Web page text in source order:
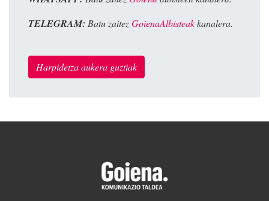
TELEGRAM: Batu zaitezGoienaAlbisteakkanalera.
Harpidetza aukera guztiak